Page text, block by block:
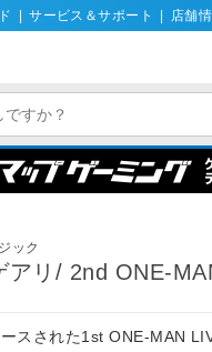
サービス＆サポート 店舗
ック
アリ/ 2nd ONE-
スされた1st ONE-MAN